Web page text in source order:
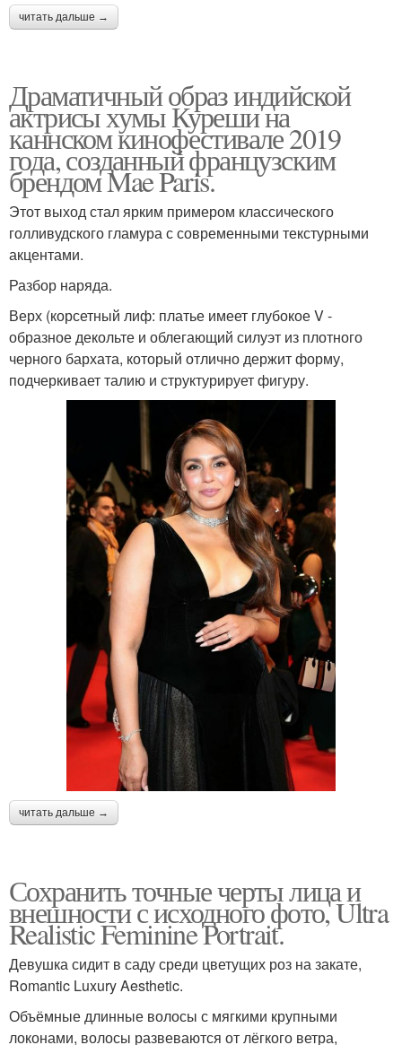
читать дальше →
Драматичный образ индийской
актрисы хумы Куреши на
каннском кинофестивале 2019
года, созданный французским
брендом Mae Paris.
Этот выход стал ярким примером классического
голливудского гламура с современными текстурными
акцентами.
Разбор наряда.
Верх (корсетный лиф: платье имеет глубокое V -
образное декольте и облегающий силуэт из плотного
черного бархата, который отлично держит форму,
подчеркивает талию и структурирует фигуру.
читать дальше →
Сохранить точные черты лица и
внешности с исходного фото, Ultra
Realistic Feminine Portrait.
Девушка сидит в саду среди цветущих роз на закате,
Romantic Luxury Aesthetic.
Объёмные длинные волосы с мягкими крупными
локонами, волосы развеваются от лёгкого ветра,